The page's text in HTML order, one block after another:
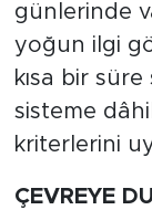
günlerinde
yoğun ilgi
kısa bir
sisteme
kriterlerini
ÇEVREYE